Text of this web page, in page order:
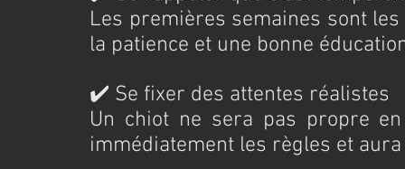
Les premières semaines sont
la patience et une bonne
✔️ Se fixer des attentes réalistes
Un chiot ne sera pas propre
immédiatement les règles et